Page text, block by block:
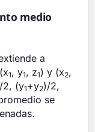
medio
a
1, y1, z1) y (x2,
2, (y1+y2)/2,
se